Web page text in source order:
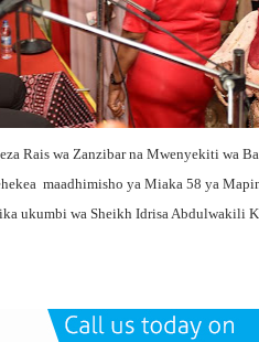
Rais wa Zanzibar na Mwenyekiti wa
maadhimisho ya Miaka 58 ya
ukumbi wa Sheikh Idrisa